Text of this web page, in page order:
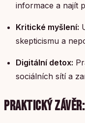
informace a najít
Kritické myšlení:
skepticismu a
Digitální detox:
sociálních sítí a
PRAKTICKÝ